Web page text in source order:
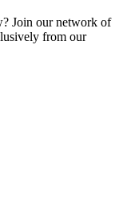
Join our network of
from our